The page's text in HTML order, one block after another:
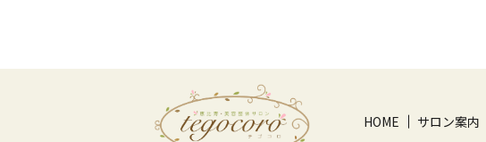
HOME サロン案内